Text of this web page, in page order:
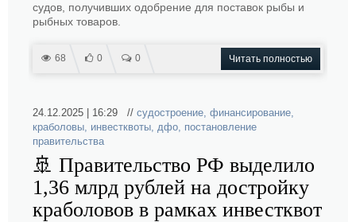
судов, получивших одобрение для поставок рыбы и
рыбных товаров.
68 0 0 Читать полностью
24.12.2025 | 16:29 // судостроение, финансирование,
краболовы, инвестквоты, дфо, постановление
правительства
🚢 Правительство РФ выделило
1,36 млрд рублей на достройку
краболовов в рамках инвестквот